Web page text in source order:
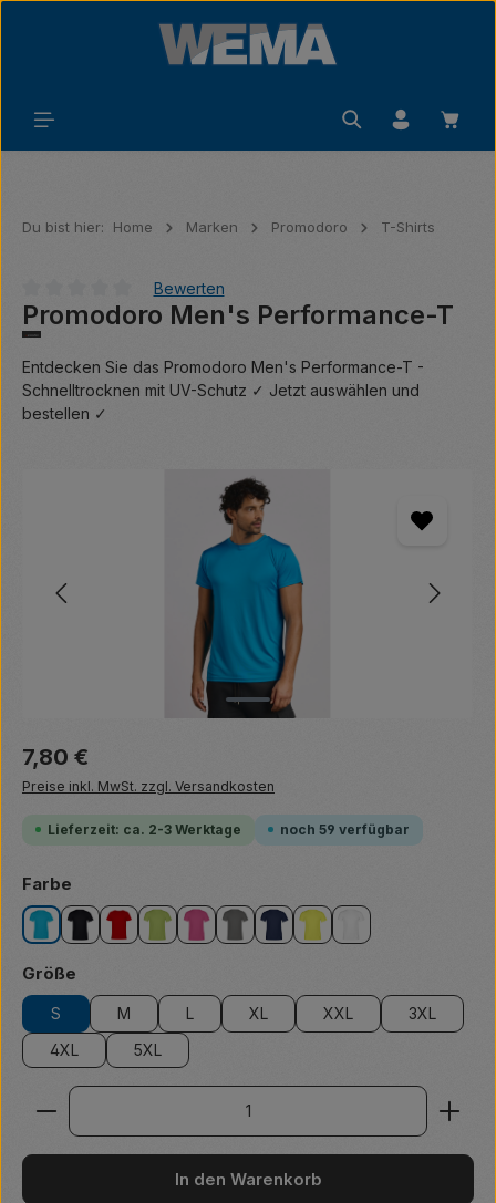
Zum Hauptinhalt springen
Du bist hier: Home Marken Promodoro T-Shirts
Durchschnittliche Bewertung von 0 von 5 Sternen
Bewerten
Promodoro Men's Performance-T
Entdecken Sie das Promodoro Men's Performance-T -
Schnelltrocknen mit UV-Schutz ✓ Jetzt auswählen und
bestellen ✓
Regulärer Preis:
7,80 €
Preise inkl. MwSt. zzgl. Versandkosten
Lieferzeit: ca. 2-3 Werktage noch 59 verfügbar
Farbe
atomic blue
blackfire redgreen gecko
knockout pink
light grey
navysafety yellow
white
Größe
S M L XL XXL
3XL
4XL
5XL
Produkt Anzahl: Gib den gewünschten Wert ein
In den Warenkorb